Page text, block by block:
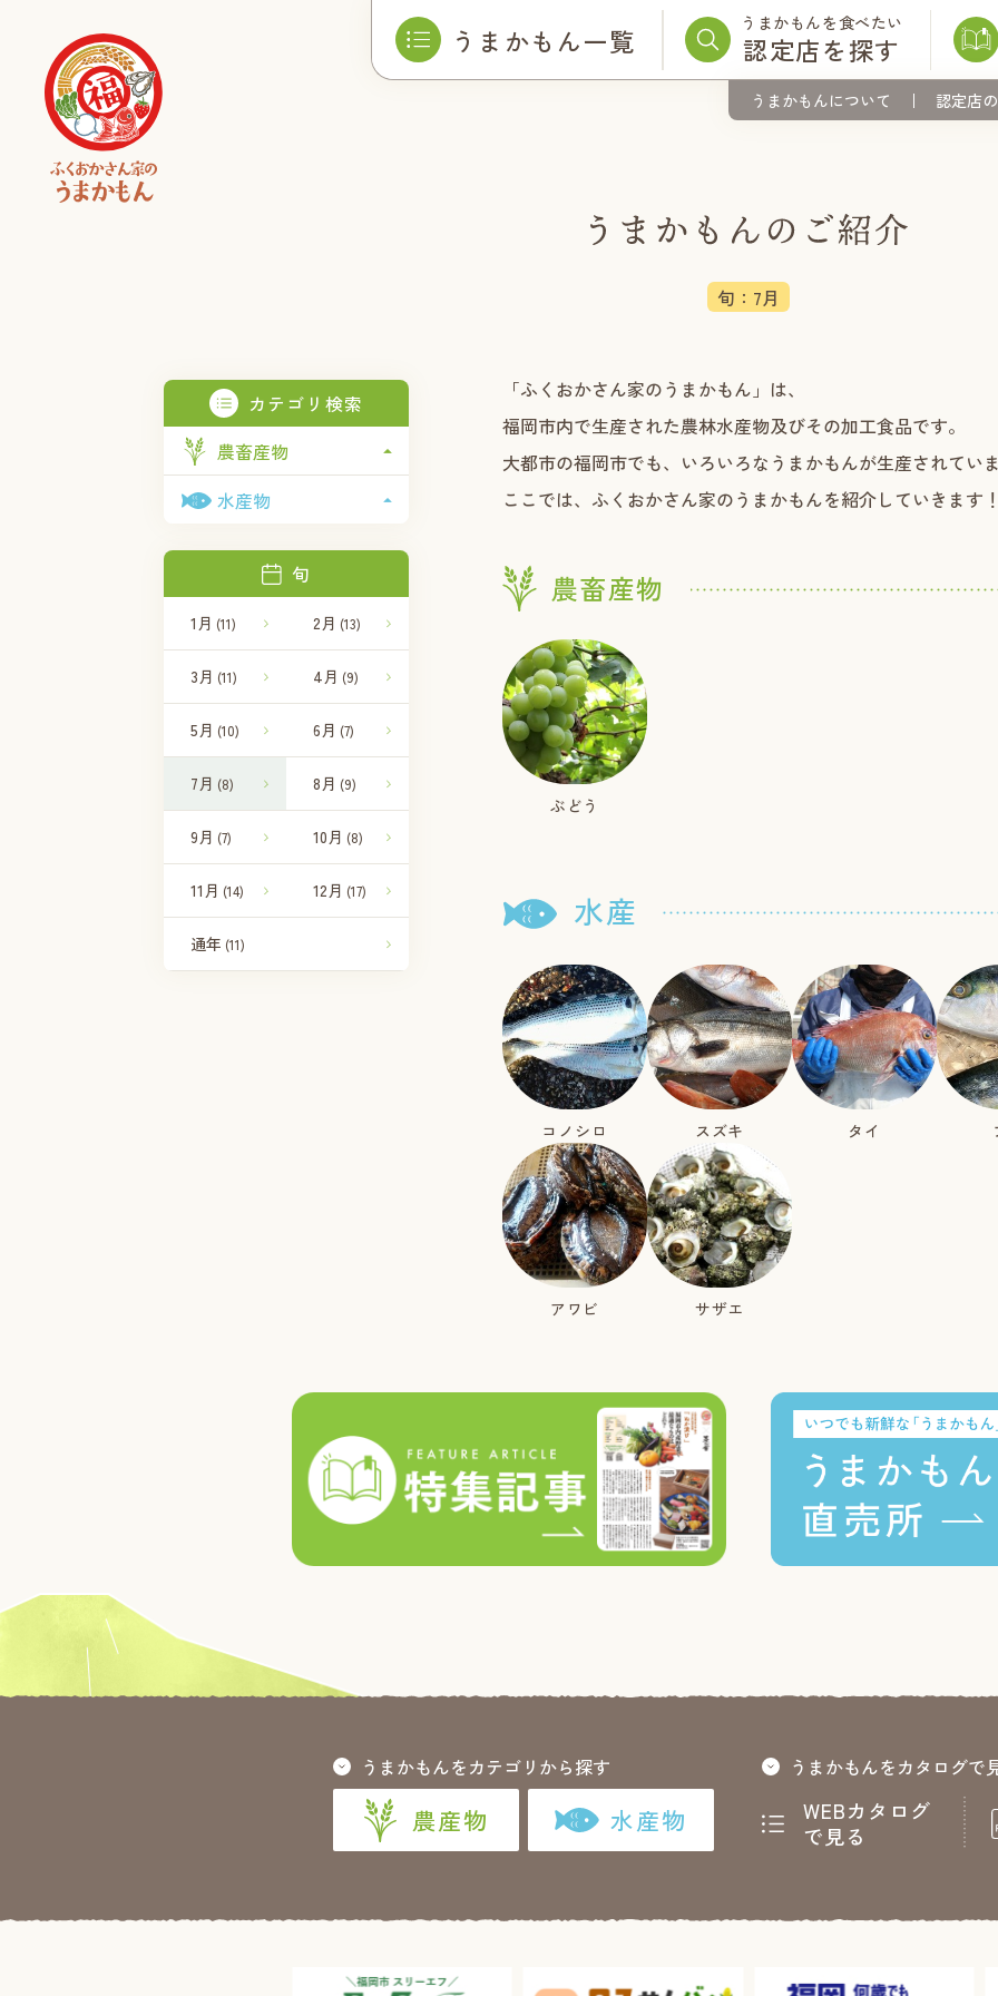
うまかもん一覧 うまかもんを食べたい
認定店を探す
うまかもんについて 認定店
旬：7月
カテゴリ検索
農畜産物
水産物
旬
1月 (11) 2月 (13)
3月 (11) 4月 (9)
5月 (10) 6月 (7)
7月 (8) 8月 (9)
9月 (7) 10月 (8)
11月 (14) 12月 (17)
通年 (11)
「ふくおかさん家のうまかもん」は、
福岡市内で生産された農林水産物及びその加工食品です。
大都市の福岡市でも、いろいろなうまかもんが生産されてい
ここでは、ふくおかさん家のうまかもんを紹介していきます
農畜産物
ぶどう
水産
コノシロ スズキ タイ
アワビ サザエ
うまかもんをカテゴリから探す
農産物 水産物
うまかもんをカタログで
WEBカタログ
で見る